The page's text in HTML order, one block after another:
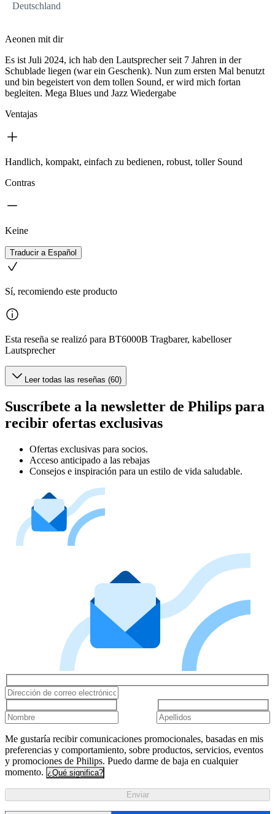
Deutschland
Aeonen mit dir
Es ist Juli 2024, ich hab den Lautsprecher seit 7 Jahren in der
Schublade liegen (war ein Geschenk). Nun zum ersten Mal benutzt
und bin begeistert von dem tollen Sound, er wird mich fortan
begleiten. Mega Blues und Jazz Wiedergabe
Ventajas
Handlich, kompakt, einfach zu bedienen, robust, toller Sound
Contras
Keine
Traducir a Español
Sí, recomiendo este producto
Esta reseña se realizó para BT6000B Tragbarer, kabelloser
Lautsprecher
Leer todas las reseñas (60)
Suscríbete a la newsletter de Philips para
recibir ofertas exclusivas
Ofertas exclusivas para socios.
Acceso anticipado a las rebajas
Consejos e inspiración para un estilo de vida saludable.
Me gustaría recibir comunicaciones promocionales, basadas en mis
preferencias y comportamiento, sobre productos, servicios, eventos
y promociones de Philips. Puedo darme de baja en cualquier
momento. ¿Qué significa?
Enviar